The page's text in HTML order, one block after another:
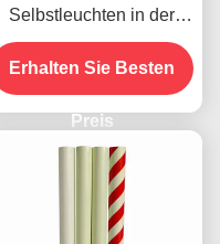
Selbstleuchten in der
Dunkelheit Vinyl-Klebfilm
für Notfallschilder
Erhalten Sie Besten
Preis